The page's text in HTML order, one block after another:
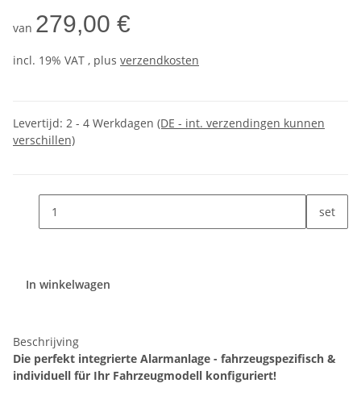
van 279,00 €
incl. 19% VAT , plus verzendkosten
Levertijd: 2 - 4 Werkdagen (DE - int. verzendingen kunnen
verschillen)
set
In winkelwagen
Beschrijving
Die perfekt integrierte Alarmanlage - fahrzeugspezifisch &
individuell für Ihr Fahrzeugmodell konfiguriert!